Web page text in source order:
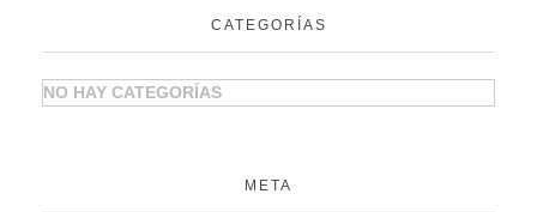
CATEGORÍAS
NO HAY CATEGORÍAS
META